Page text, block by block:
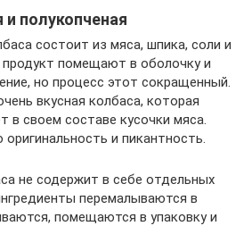
и полукопченая
состоит из мяса, шпика, соли и
продукт помещают в оболочку и
но процесс этот сокращенный.
вкусная колбаса, которая
в своем составе кусочки мяса.
и пикантность.
не содержит в себе отдельных
перемалываются в
помещаются в упаковку и